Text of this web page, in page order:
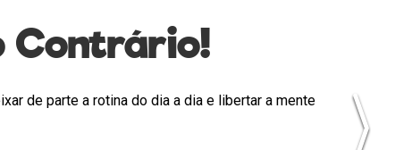
Contrário!
de parte a rotina do dia a dia e libertar a mente